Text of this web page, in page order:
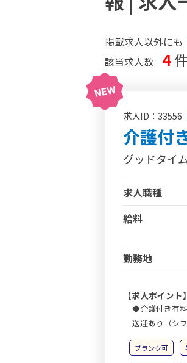
掲載求人以外にも
該当求人数
4
求人ID：33556
介護付
グッドタイ
求人職種
給料
勤務地
【求人ポイント】
◆介護付き有
送迎あり（シ
ブランク可